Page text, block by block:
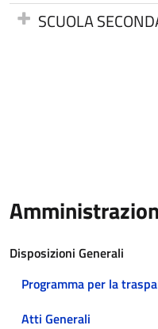
SCUOLA
Disposizioni Generali
Programma per la
Atti Generali